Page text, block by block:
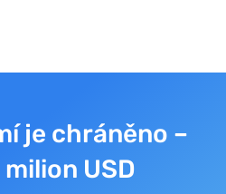
je chráněno –
USD